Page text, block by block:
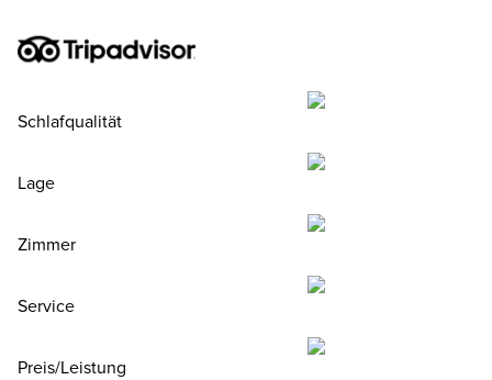
Schlafqualität
Lage
Zimmer
Service
Preis/Leistung